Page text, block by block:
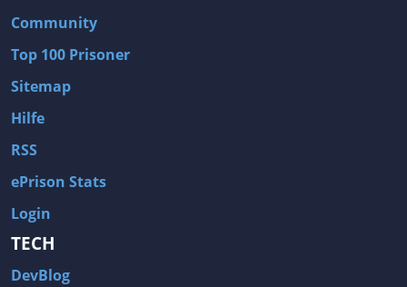
Community
Top 100 Prisoner
Sitemap
Hilfe
RSS
ePrison Stats
Login
TECH
DevBlog